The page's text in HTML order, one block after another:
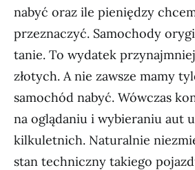
nabyć oraz ile pieniędzy
przeznaczyć. Samochody
tanie. To wydatek
złotych. A nie zawsze mamy
samochód nabyć. Wówczas
na oglądaniu i wybieraniu aut
kilkuletnich. Naturalnie
stan techniczny takiego